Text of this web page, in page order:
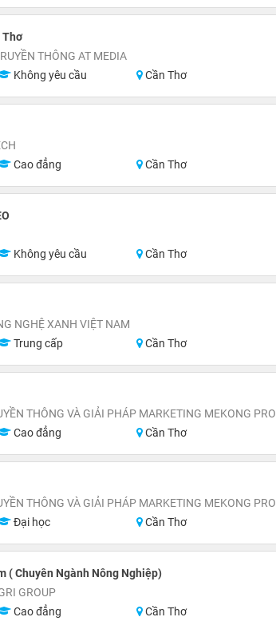
Thơ
THÔNG AT MEDIA
Không yêu cầu Cần Thơ
Cao đẳng Cần Thơ
Không yêu cầu Cần Thơ
NGHỆ XANH VIỆT NAM
Trung cấp Cần Thơ
THÔNG VÀ GIẢI PHÁP MARKETING MEKONG PRO
Cao đẳng Cần Thơ
THÔNG VÀ GIẢI PHÁP MARKETING MEKONG PRO
Đại học Cần Thơ
( Chuyên Ngành Nông Nghiệp)
GROUP
Cao đẳng Cần Thơ